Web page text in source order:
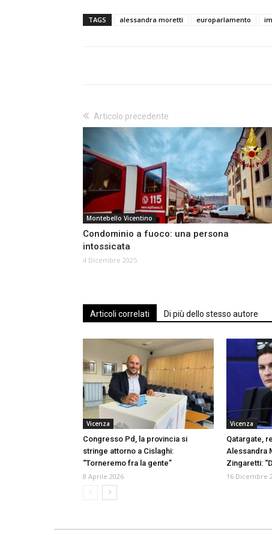
TAGS alessandra moretti europarlamento
Articolo precedente
Montebello Vicentino
Condominio a fuoco: una persona
intossicata
4 Dicembre 2025
Articoli correlati Di più dello stesso autore
Vicenza
Congresso Pd, la provincia si
stringe attorno a Cislaghi:
“Torneremo fra la gente”
8 Aprile 2026
Vicenza
Qatargate,
Alessandra
Zingaretti:
16 Dicembre